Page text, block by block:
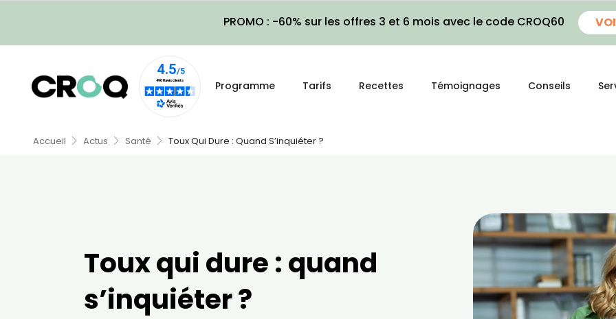
PROMO : -60% sur les offres 3 et 6 mois avec le code CROQ60
Programme Tarifs Recettes Témoignages Conseils
Accueil Actus Santé Toux Qui Dure : Quand S’inquiéter ?
Toux qui dure : quand
s’inquiéter ?